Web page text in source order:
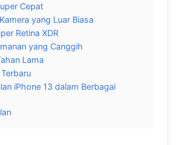
Cepat
yang Luar Biasa
Retina XDR
yang Canggih
Lama
iPhone 13 dalam Berbagai